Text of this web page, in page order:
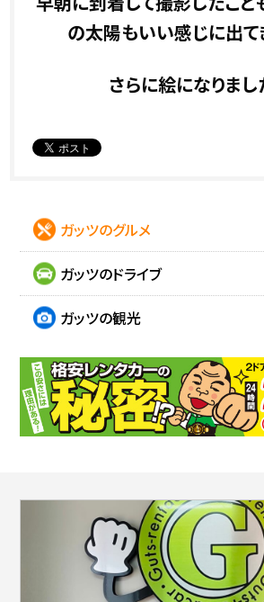
の太陽もいい感じに出て
さらに絵になりま
ガッツのグルメ
ガッツのドライブ
ガッツの観光